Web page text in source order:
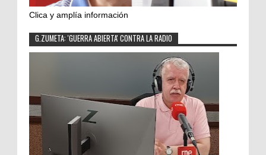
Clica y amplía información
G.ZUMETA: 'GUERRA ABIERTA' CONTRA LA RADIO